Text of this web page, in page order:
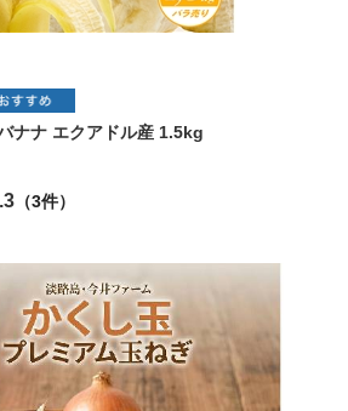
ナナ エクアドル産 1.5kg
（3件）